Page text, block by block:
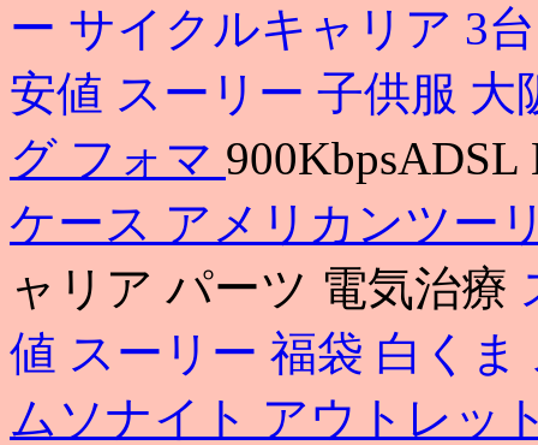
ー サイクルキャリア 3台
安値 スーリー 子供服
グ フォマ
ケース アメリカンツー
ャリア パーツ 電気治療
値 スーリー 福袋 白くま
ムソナイト アウトレッ